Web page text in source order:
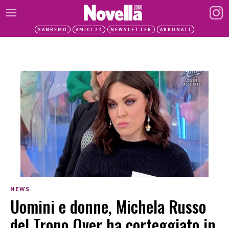
SANREMO AMICI 24 NEWSLETTER ABBONATI
NEWS
Uomini e donne, Michela Russo